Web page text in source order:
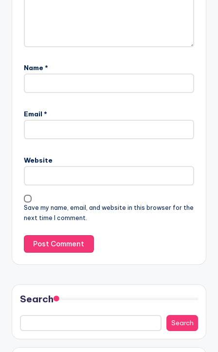
Name *
Email *
Website
Save my name, email, and website in this browser for the
next time I comment.
Search
Search